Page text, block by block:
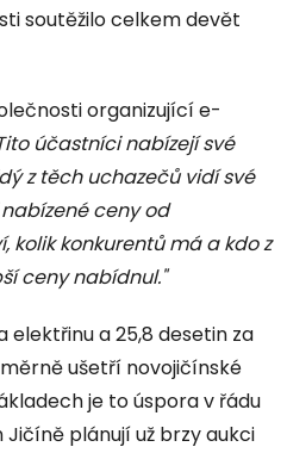
soutěžilo celkem devět
organizující e-
účastníci nabízejí své
z těch uchazečů vidí své
ceny od
kolik konkurentů má a kdo z
ceny nabídnul."
elektřinu a 25,8 desetin za
ušetří novojičínské
je to úspora v řádu
plánují už brzy aukci